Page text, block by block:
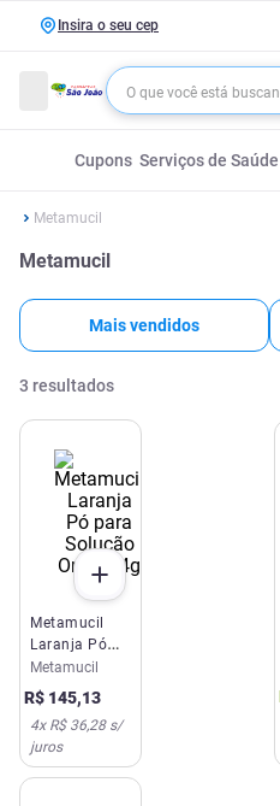
Insira o seu cep
Cupons Serviços de Saúde
Metamucil
Metamucil
Mais vendidos
3 resultados
Metamucil
Laranja Pó
para Solução
Oral 174g
Metamucil
R$ 145,13
4x R$ 36,28s/
juros